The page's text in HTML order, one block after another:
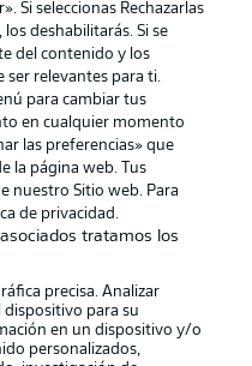
Aviso legal
Declaracion de privacidad
Trabajos
Condiciones de uso
Contacto
Si seleccionas Rechazarlas
deshabilitarás. Si se
del contenido y los
ser relevantes para ti.
para cambiar tus
en cualquier momento
las preferencias» que
la página web. Tus
nuestro Sitio web. Para
de privacidad.
tratamos los
precisa. Analizar
dispositivo para su
en un dispositivo y/o
personalizados,